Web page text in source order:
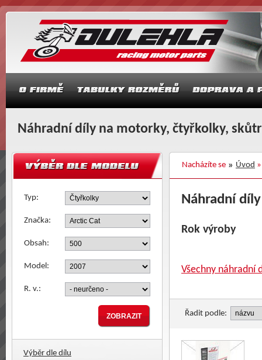
Náhradní díly na motorky, čtyřkolky,
Nacházíte se Úvod
Typ:
Značka:
Obsah:
Model:
R. v.:
Výběr dle dílu
Náhradní
Rok výroby
Všechny náhradní
Řadit podle: